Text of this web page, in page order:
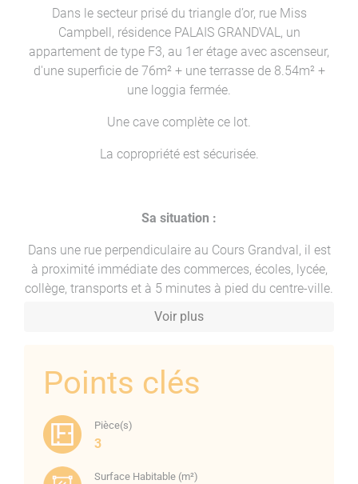
Dans le secteur prisé du triangle d’or, rue Miss
Campbell, résidence PALAIS GRANDVAL, un
appartement de type F3, au 1er étage avec ascenseur,
d'une superficie de 76m² + une terrasse de 8.54m² +
une loggia fermée.
Une cave complète ce lot.
La copropriété est sécurisée.
Sa situation :
Dans une rue perpendiculaire au Cours Grandval, il est
à proximité immédiate des commerces, écoles, lycée,
collège, transports et à 5 minutes à pied du centre-ville.
Un hall d’entrée, une cuisine avec une loggia fermée, un
salle de bains, un WC et deux chambres.
Une Cave
Voir plus
Points clés
Pièce(s)
3
Surface Habitable (m²)